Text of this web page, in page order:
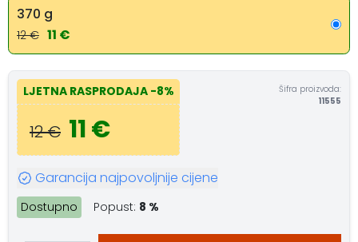
370 g
12 € 11 €
LJETNA RASPRODAJA -8%
12 € 11 €
Šifra proizvoda:
11555
Garancija najpovoljnije cijene
Dostupno Popust: 8 %